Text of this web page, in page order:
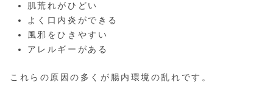
肌荒れがひどい
よく口内炎ができる
風邪をひきやすい
アレルギーがある
これらの原因の多くが腸内環境の乱れです。